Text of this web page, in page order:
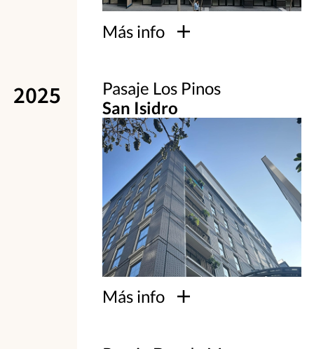
Más info
2025
Pasaje Los Pinos
San Isidro
Más info